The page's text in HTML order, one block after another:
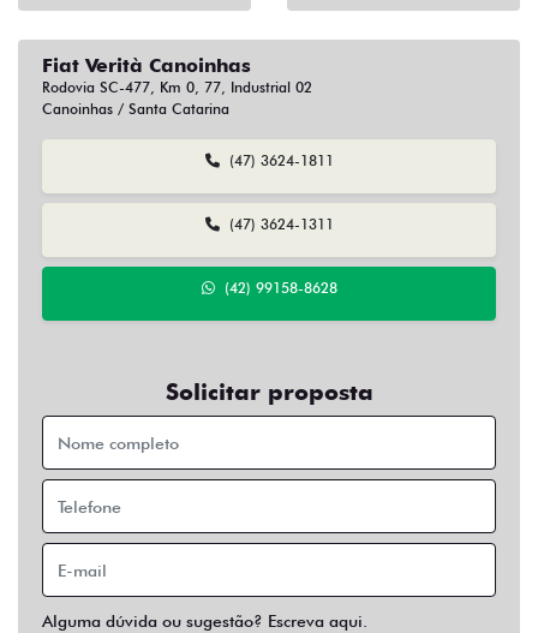
Fiat Verità Canoinhas
Rodovia SC-477, Km 0, 77, Industrial 02
Canoinhas / Santa Catarina
(47) 3624-1811
(47) 3624-1311
(42) 99158-8628
Solicitar proposta
Alguma dúvida ou sugestão? Escreva aqui.